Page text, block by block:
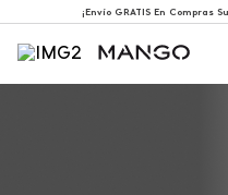
¡Envío GRATIS En Compras